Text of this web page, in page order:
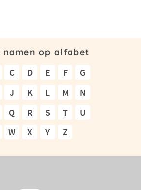
namen op alfabet
C D E F
G
J K L M
N
Q R S T
U
W X Y Z